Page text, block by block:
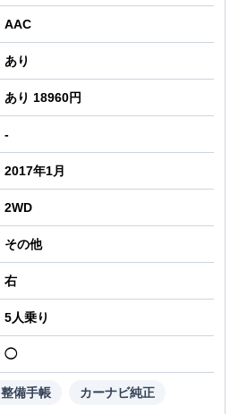
AAC
あり
あり 18960円
-
2017年1月
2WD
その他
右
5人乗り
◯
整備手帳 カーナビ純正